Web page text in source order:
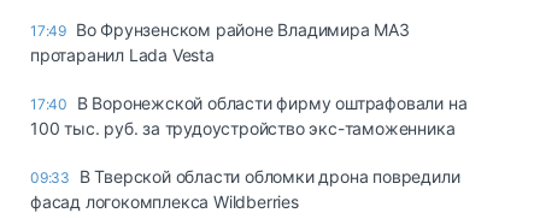
17:49 Во Фрунзенском районе Владимира МАЗ
протаранил Lada Vesta
17:40
В Воронежской области фирму оштрафовали на
100 тыс. руб. за трудоустройство экс-таможенника
09:33
В Тверской области обломки дрона повредили
фасад логокомплекса Wildberries